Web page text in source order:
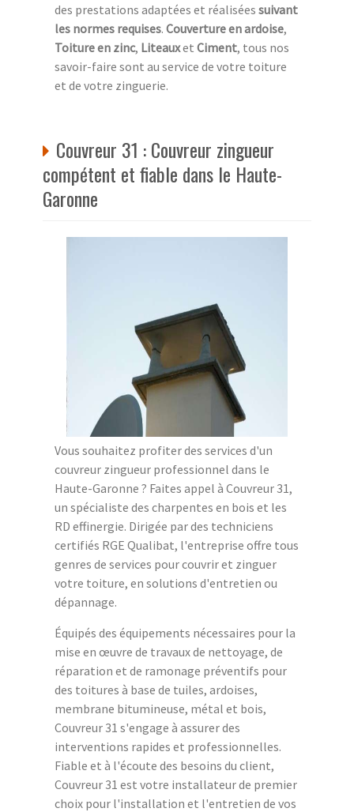
des prestations adaptées et réalisées suivant
les normes requises. Couverture en ardoise,
Toiture en zinc, Liteauxet Ciment, tous nos
savoir-faire sont au service de votre toiture
et de votre zinguerie.
Couvreur 31 : Couvreur zingueur
compétent et fiable dans le Haute-
Garonne
Vous souhaitez profiter des services d'un
couvreur zingueur professionnel dans le
Haute-Garonne ? Faites appel à Couvreur 31,
un spécialiste des charpentes en bois et les
RD effinergie. Dirigée par des techniciens
certifiés RGE Qualibat, l'entreprise offre tous
genres de services pour couvrir et zinguer
votre toiture, en solutions d'entretien ou
dépannage.
Équipés des équipements nécessaires pour la
mise en œuvre de travaux de nettoyage, de
réparation et de ramonage préventifs pour
des toitures à base de tuiles, ardoises,
membrane bitumineuse, métal et bois,
Couvreur 31 s'engage à assurer des
interventions rapides et professionnelles.
Fiable et à l'écoute des besoins du client,
Couvreur 31 est votre installateur de premier
choix pour l'installation et l'entretien de vos